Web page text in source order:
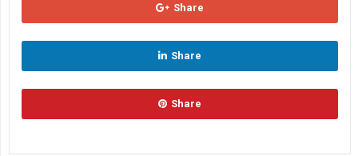
Share
Share
Share